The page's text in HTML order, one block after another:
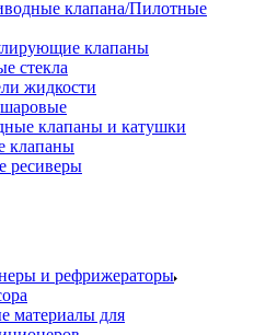
клапана/Пилотные
клапаны
стекла
жидкости
клапаны и катушки
клапаны
ресиверы
и рефрижераторы
материалы для